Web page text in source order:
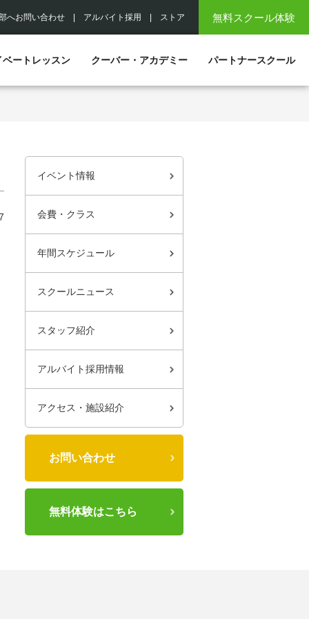
無料スクール体験
へお問い合わせ アルバイト採用 ストア
ベートレッスン クーバー・アカデミー パートナースクール
イベント情報
会費・クラス
年間スケジュール
スクールニュース
スタッフ紹介
アルバイト採用情報
アクセス・施設紹介
お問い合わせ
無料体験はこちら